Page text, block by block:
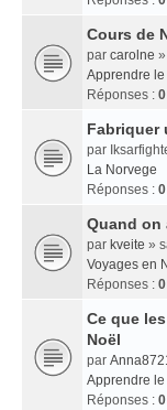
Cours de
par carolne
Apprendre
Réponses : 0
Fabriquer
par
La Norvege
Réponses : 0
Quand on
par kveite »
Voyages en
Réponses : 0
Ce que
Noël
par
Apprendre
Réponses : 0